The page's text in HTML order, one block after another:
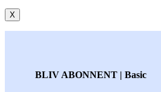
X
BLIV ABONNENT | Basic